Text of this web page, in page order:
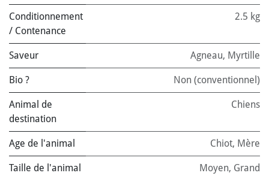
Conditionnement
/ Contenance
2.5 kg
Saveur Agneau, Myrtille
Bio ? Non (conventionnel)
Animal de
destination
Chiens
Age de l'animal Chiot, Mère
Taille de l'animal Moyen, Grand